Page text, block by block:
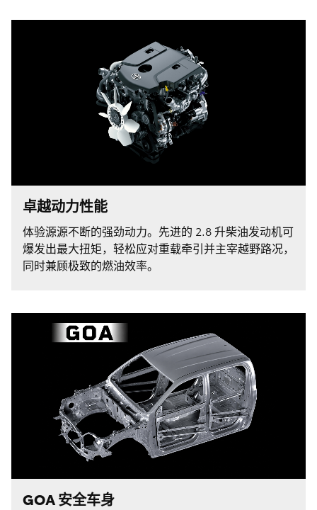
卓越动力性能
体验源源不断的强劲动力。先进的 2.8 升柴油发动机可
爆发出最大扭矩，轻松应对重载牵引并主宰越野路况，
同时兼顾极致的燃油效率。
GOA 安全车身